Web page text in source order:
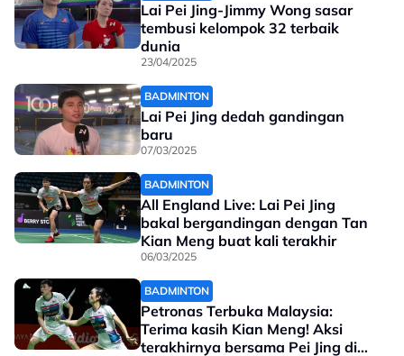
Lai Pei Jing-Jimmy Wong sasar
tembusi kelompok 32 terbaik
dunia
23/04/2025
BADMINTON
Lai Pei Jing dedah gandingan
baru
07/03/2025
BADMINTON
All England Live: Lai Pei Jing
bakal bergandingan dengan Tan
Kian Meng buat kali terakhir
06/03/2025
BADMINTON
Petronas Terbuka Malaysia:
Terima kasih Kian Meng! Aksi
terakhirnya bersama Pei Jing di